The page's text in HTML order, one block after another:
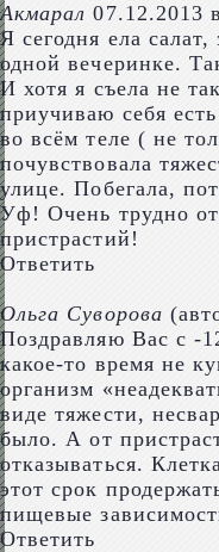
Акмарал 07.12.2013
Я сегодня ела
одной вечеринке.
И хотя я съела не
приучиваю себя
во всём теле ( не
почувствовала
улице. Побегала,
Уф! Очень трудно
пристрастий!
Ответить
Ольга Суворова
Поздравляю Вас с -
какое-то время не
организм
виде тяжести,
было. А от
отказываться.
этот срок
пищевые
Ответить